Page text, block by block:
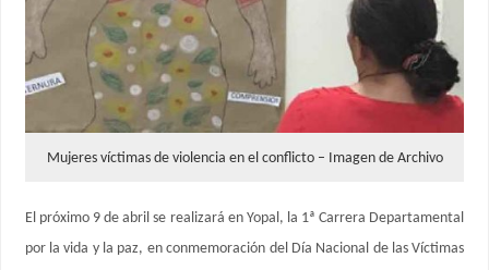
Mujeres víctimas de violencia en el conflicto – Imagen de Archivo
El próximo 9 de abril se realizará en Yopal, la 1ª Carrera Departamental
por la vida y la paz, en conmemoración del Día Nacional de las Víctimas